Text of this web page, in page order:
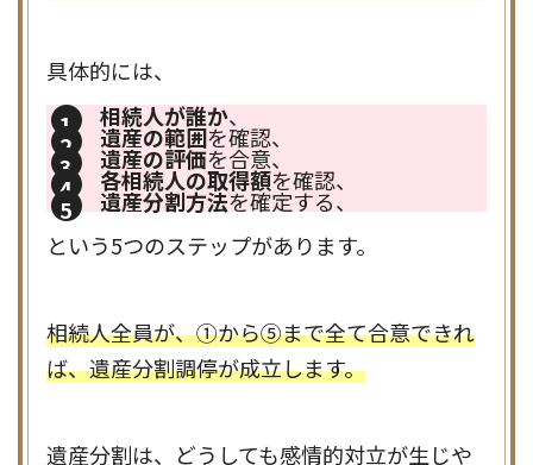
具体的には、
相続人が誰か、
遺産の範囲を確認、
遺産の評価を合意、
各相続人の取得額を確認、
遺産分割方法を確定する、
という5つのステップがあります。
相続人全員が、①から⑤まで全て合意できれ
ば、遺産分割調停が成立します。
遺産分割は、どうしても感情的対立が生じや